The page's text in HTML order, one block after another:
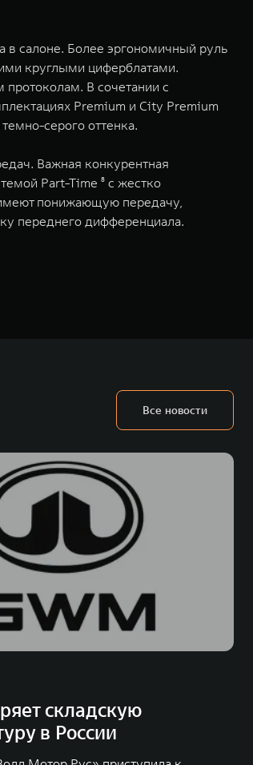
салоне. Более эргономичный руль
круглыми циферблатами.
В сочетании с
Premium и City Premium
серого оттенка.
Важная конкурентная
Part-Time ⁸ с жестко
понижающую передачу,
переднего дифференциала.
через Wi-Fi соединение.
с даты первой продажи официальным Дилером
производстве. Компания была
и разработки, производство, продажу и
и внедорожников HAVAL,
образуют сегмент прогрессивных
продажи GWM превышают отметку в 1
занимает первое место по объёмам продаж
и Южной Корее. Компания построила
сборке автомобилей.
Все новости
складскую
в России